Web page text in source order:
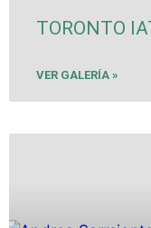
TORONTO
VER GALERÍA »